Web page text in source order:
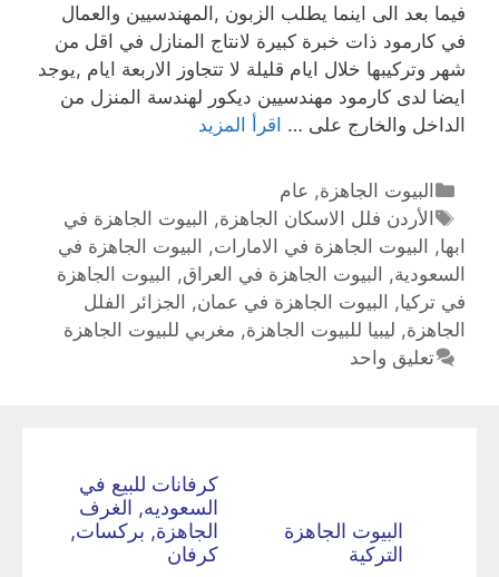
فيما بعد الى اينما يطلب الزبون ,المهندسيين والعمال
في كارمود ذات خبرة كبيرة لانتاج المنازل في اقل من
شهر وتركيبها خلال ايام قليلة لا تتجاوز الاربعة ايام ,يوجد
ايضا لدى كارمود مهندسيين ديكور لهندسة المنزل من
الداخل والخارج على … اقرأ المزيد
البيوت الجاهزة, عام
الأردن فلل الاسكان الجاهزة, البيوت الجاهزة في
ابها, البيوت الجاهزة في الامارات, البيوت الجاهزة في
السعودية, البيوت الجاهزة في العراق, البيوت الجاهزة
في تركيا, البيوت الجاهزة في عمان, الجزائر الفلل
الجاهزة, ليبيا للبيوت الجاهزة, مغربي للبيوت الجاهزة
تعليق واحد
البيوت الجاهزة
التركية
كرفانات للبيع في
السعوديه, الغرف
الجاهزة, بركسات,
كرفان